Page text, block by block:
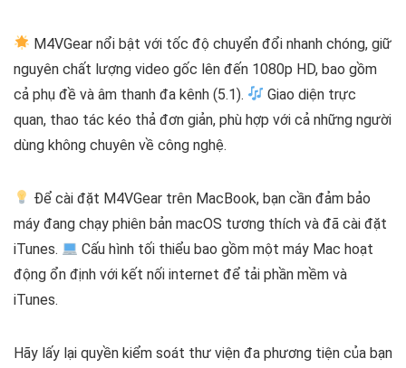
M4VGear nổi bật với tốc độ chuyển đổi nhanh chóng, giữ
nguyên chất lượng video gốc lên đến 1080p HD, bao gồm
cả phụ đề và âm thanh đa kênh (5.1).
Giao diện trực
quan, thao tác kéo thả đơn giản, phù hợp với cả những người
dùng không chuyên về công nghệ.
Để cài đặt M4VGear trên MacBook, bạn cần đảm bảo
máy đang chạy phiên bản macOS tương thích và đã cài đặt
iTunes.
Cấu hình tối thiểu bao gồm một máy Mac hoạt
động ổn định với kết nối internet để tải phần mềm và
iTunes.
Hãy lấy lại quyền kiểm soát thư viện đa phương tiện của bạn